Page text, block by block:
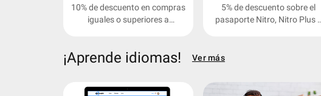
10% de descuento en compras
iguales o superiores a
5% de descuento sobre el
pasaporte Nitro, Nitro Plus y
¡Aprende idiomas! Ver más